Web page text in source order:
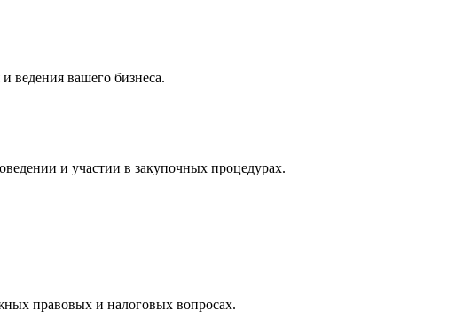
ведения вашего бизнеса.
и участии в закупочных процедурах.
правовых и налоговых вопросах.